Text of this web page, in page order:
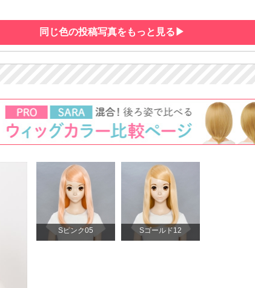
Sピンク05 Sゴールド12